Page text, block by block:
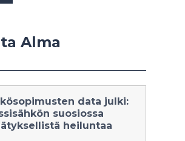
Alma
data julki:
suosiossa
heiluntaa